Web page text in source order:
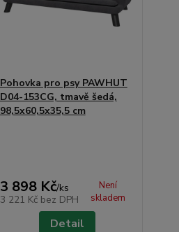
Pohovka pro psy PAWHUT
D04-153CG, tmavě šedá,
98,5x60,5x35,5 cm
3 898 Kč/ks
3 221 Kč bez DPH
Není
skladem
Detail